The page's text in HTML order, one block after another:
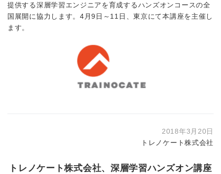
提供する深層学習エンジニアを育成するハンズオンコースの全
国展開に協力します。4月9日～11日、東京にて本講座を主催し
ます。
2018年3月20日
トレノケート株式会社
トレノケート株式会社、深層学習ハンズオン講座